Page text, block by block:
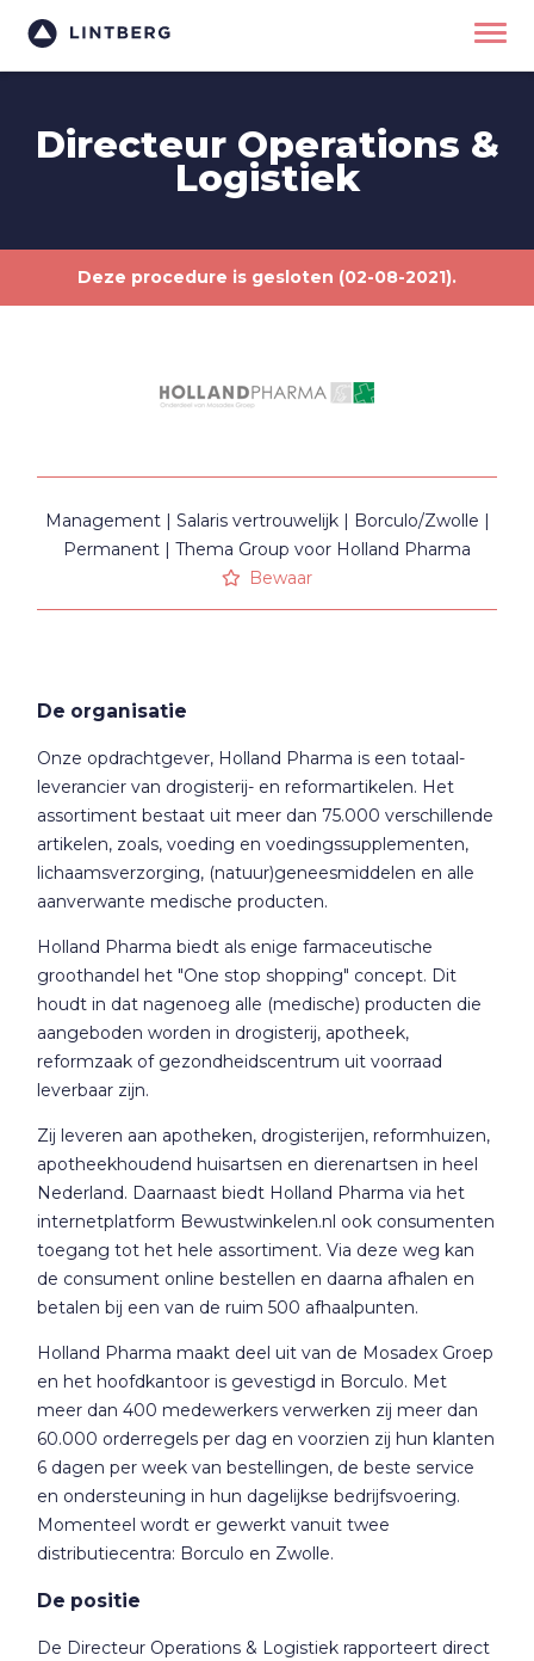
Directeur Operations &
Logistiek
Deze procedure is gesloten (02-08-2021).
Management Salaris vertrouwelijk
Borculo/Zwolle
Permanent
Thema Group voor Holland Pharma
Bewaar
De organisatie
Onze opdrachtgever, Holland Pharma is een totaal-
leverancier van drogisterij- en reformartikelen. Het
assortiment bestaat uit meer dan 75.000 verschillende
artikelen, zoals, voeding en voedingssupplementen,
lichaamsverzorging, (natuur)geneesmiddelen en alle
aanverwante medische producten.
Holland Pharma biedt als enige farmaceutische
groothandel het "One stop shopping" concept. Dit
houdt in dat nagenoeg alle (medische) producten die
aangeboden worden in drogisterij, apotheek,
reformzaak of gezondheidscentrum uit voorraad
leverbaar zijn.
Zij leveren aan apotheken, drogisterijen, reformhuizen,
apotheekhoudend huisartsen en dierenartsen in heel
Nederland. Daarnaast biedt Holland Pharma via het
internetplatform Bewustwinkelen.nl ook consumenten
toegang tot het hele assortiment. Via deze weg kan
de consument online bestellen en daarna afhalen en
betalen bij een van de ruim 500 afhaalpunten.
Holland Pharma maakt deel uit van de Mosadex Groep
en het hoofdkantoor is gevestigd in Borculo. Met
meer dan 400 medewerkers verwerken zij meer dan
60.000 orderregels per dag en voorzien zij hun klanten
6 dagen per week van bestellingen, de beste service
en ondersteuning in hun dagelijkse bedrijfsvoering.
Momenteel wordt er gewerkt vanuit twee
distributiecentra: Borculo en Zwolle.
De positie
De Directeur Operations & Logistiek rapporteert direct